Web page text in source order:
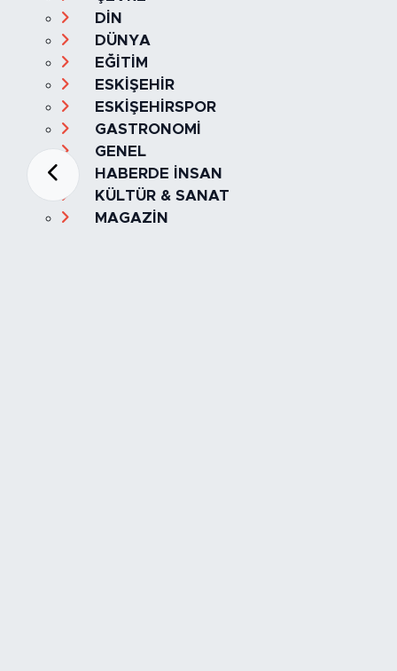
DİN
DÜNYA
EĞİTİM
ESKİŞEHİR
ESKİŞEHİRSPOR
GASTRONOMİ
GENEL
HABERDE İNSAN
KÜLTÜR & SANAT
MAGAZİN